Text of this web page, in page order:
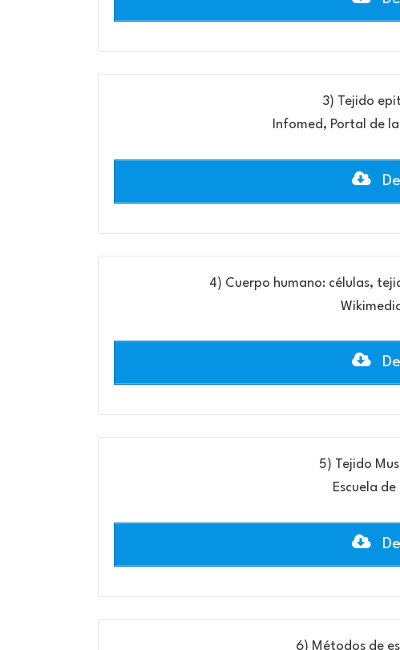
3) Tejido
Infomed, Portal de
4) Cuerpo humano: células,
5) Tejido
Escuela
6) Métodos de